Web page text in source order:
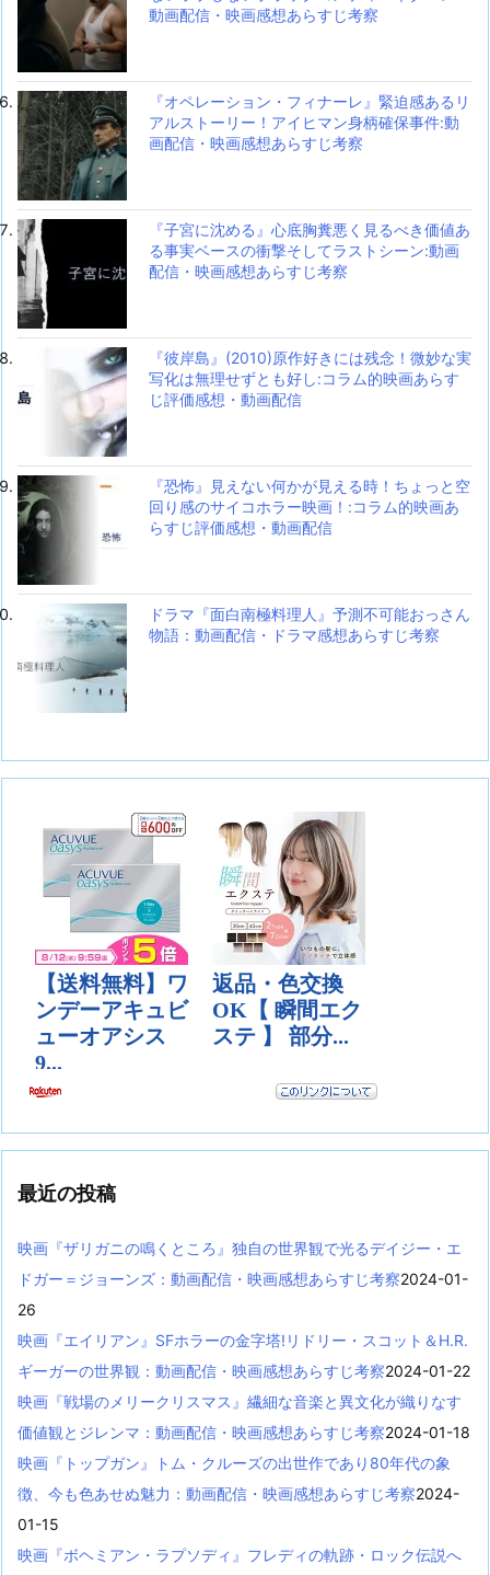
動画配信・映画感想あらすじ考察
『オペレーション・フィナーレ』緊迫感あるリ
アルストーリー！アイヒマン身柄確保事件:動
画配信・映画感想あらすじ考察
『子宮に沈める』心底胸糞悪く見るべき価値あ
る事実ベースの衝撃そしてラストシーン:動画
配信・映画感想あらすじ考察
『彼岸島』(2010)原作好きには残念！微妙な実
写化は無理せずとも好し:コラム的映画あらす
じ評価感想・動画配信
『恐怖』見えない何かが見える時！ちょっと空
回り感のサイコホラー映画！:コラム的映画あ
らすじ評価感想・動画配信
ドラマ『面白南極料理人』予測不可能おっさん
物語：動画配信・ドラマ感想あらすじ考察
最近の投稿
映画『ザリガニの鳴くところ』独自の世界観で光るデイジー・エ
ドガー＝ジョーンズ：動画配信・映画感想あらすじ考察2024-01-
26
映画『エイリアン』SFホラーの金字塔!リドリー・スコット＆H.R.
ギーガーの世界観：動画配信・映画感想あらすじ考察2024-01-22
映画『戦場のメリークリスマス』繊細な音楽と異文化が織りなす
価値観とジレンマ：動画配信・映画感想あらすじ考察2024-01-18
映画『トップガン』トム・クルーズの出世作であり80年代の象
徴、今も色あせぬ魅力：動画配信・映画感想あらすじ考察2024-
01-15
映画『ボヘミアン・ラプソディ』フレディの軌跡・ロック伝説へ